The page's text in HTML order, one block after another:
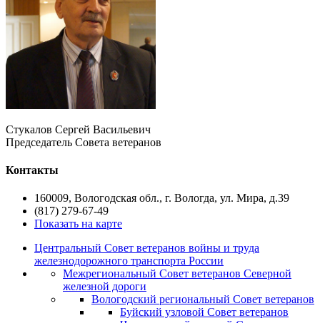
Стукалов Сергей Васильевич
Председатель Совета ветеранов
Контакты
160009, Вологодская обл., г. Вологда, ул. Мира, д.39
(817) 279-67-49
Показать на карте
Центральный Совет ветеранов войны и труда
железнодорожного транспорта России
Межрегиональный Совет ветеранов Северной
железной дороги
Вологодский региональный Совет ветеранов
Буйский узловой Совет ветеранов